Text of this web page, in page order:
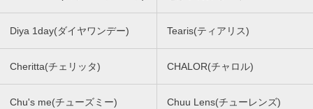
Diya 1day(ダイヤワンデー) Tearis(ティアリス)
Cheritta(チェリッタ) CHALOR(チャロル)
Chu's me(チューズミー) Chuu Lens(チューレンズ)